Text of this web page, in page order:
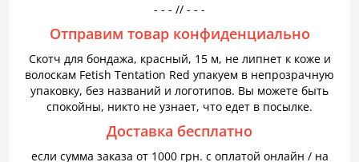
- - - // - - -
Отправим товар конфиденциально
Скотч для бондажа, красный, 15 м, не липнет к коже и
волоскам Fetish Tentation Red упакуем в непрозрачную
упаковку, без названий и логотипов. Вы можете быть
спокойны, никто не узнает, что едет в посылке.
Доставка бесплатно
если сумма заказа от 1000 грн. с оплатой онлайн / на